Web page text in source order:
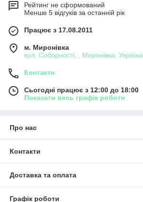
Рейтинг не сформований
Менше 5 відгуків за останній рік
Працює з 17.08.2011
м. Миронівка
вул. Соборності, , Миронівка, Україна
Контакти
Сьогодні працює з 12:00 до 18:00
Показати весь графік роботи
Про нас
Контакти
Доставка та оплата
Графік роботи